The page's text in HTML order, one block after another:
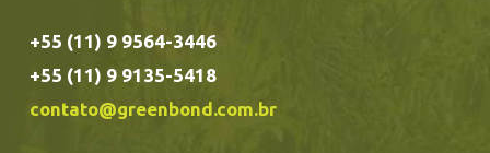
+55 (11) 9 9564-3446
+55 (11) 9 9135-5418
contato@greenbond.com.br